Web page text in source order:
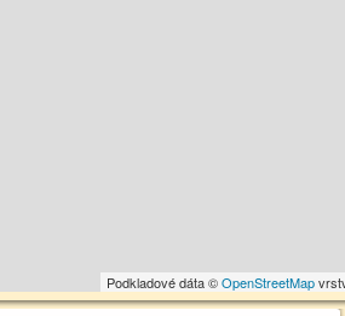
Podkladové dáta ©OpenStreetMap